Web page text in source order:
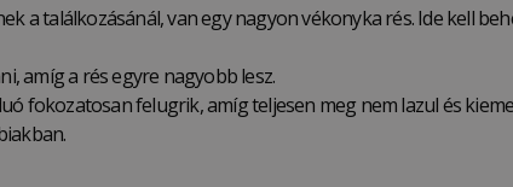
a találkozásánál, van egy nagyon vékonyka rés. Ide kell
amíg a rés egyre nagyobb lesz.
fokozatosan felugrik, amíg teljesen meg nem lazul és